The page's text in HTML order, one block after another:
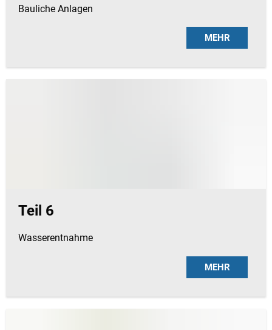
Bauliche Anlagen
MEHR
Teil 6
Wasserentnahme
MEHR